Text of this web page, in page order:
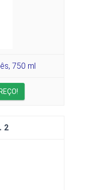
750 ml
2